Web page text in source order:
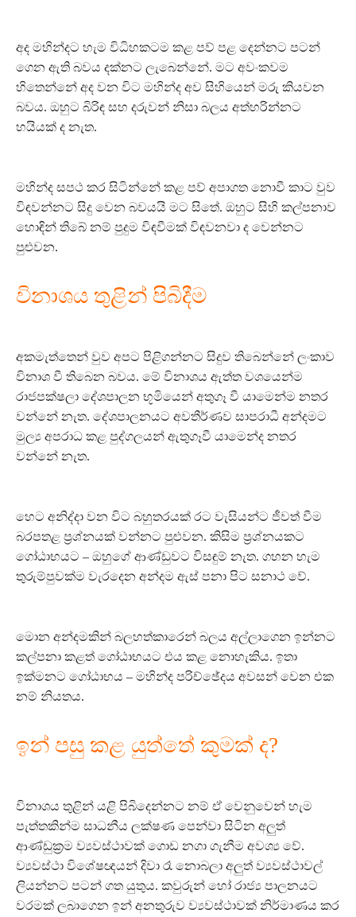
අද මහින්දට හැම විධිහකටම කළ පව් පළ දෙන්නට පටන්
ගෙන ඇති බවය දක්නට ලැබෙන්නේ. මට අවංකවම
හිතෙන්නේ අද වන විට මහින්ද අව සිහියෙන් මරු කියවන
බවය. ඔහුට බිරිඳ සහ දරුවන් නිසා බලය අත්හරින්නට
හයියක් ද නැත.
මහින්ද සපථ කර සිටින්නේ කළ පව් අපාගත නොවී කාට වුව
විඳවන්නට සිදු වෙන බවයයි මට සිතේ. ඔහුට සිහි කල්පනාව
හොඳින් තිබේ නම් පුදුම විඳවීමක් විඳවනවා ද වෙන්නට
පුළුවන.
විනාශය තුළින් පිබිදීම
අකමැත්තෙන් වුව අපට පිළිගන්නට සිදුව තිබෙන්නේ ලංකාව
විනාශ වී තිබෙන බවය. මේ විනාශය ඇත්ත වශයෙන්ම
රාජපක්ෂලා දේශපාලන භූමියෙන් අතුගෑ වී යාමෙන්ම නතර
වන්නේ නැත. දේශපාලනයට අවතීර්ණව සාපරාධී අන්දමට
මුල්‍ය අපරාධ කළ පුද්ගලයන් ඇතුගෑවී යාමෙන්ද නතර
වන්නේ නැත.
හෙට අනිද්දා වන විට බහුතරයක් රට වැසියන්ට ජීවත් වීම
බරපතළ ප්‍රශ්නයක් වන්නට පුළුවන. කිසිම ප්‍රශ්නයකට
ගෝඨාභයට – ඔහුගේ ආණ්ඩුවට විසඳුම් නැත. ගහන හැම
තුරුම්පුවක්ම වැරදෙන අන්දම ඇස් පනා පිට සනාථ වේ.
මොන අන්දමකින් බලහත්කාරෙන් බලය අල්ලාගෙන ඉන්නට
කල්පනා කළත් ගෝඨාභයට එය කළ නොහැකිය. ඉතා
ඉක්මනට ගෝඨාභය – මහින්ද පරිච්ඡේදය අවසන් වෙන එක
නම් නියතය.
ඉන් පසු කළ යුත්තේ කුමක් ද?
විනාශය තුළින් යළි පිබිදෙන්නට නම් ඒ වෙනුවෙන් හැම
පැත්තකින්ම සාධනීය ලක්ෂණ පෙන්වා සිටින අලුත්
ආණ්ඩුක්‍රම ව්‍යවස්ථාවක් ගොඩ නගා ගැනීම අවශ්‍ය වේ.
ව්‍යවස්ථා විශේෂඥයන් දිවා රෑ නොබලා අලුත් ව්‍යවස්ථාවල්
ලියන්නට පටන් ගත යුතුය. කවුරුන් හෝ රාජ්‍ය පාලනයට
වරමක් ලබාගෙන ඉන් අනතුරුව ව්‍යවස්ථාවක් නිර්මාණය කර